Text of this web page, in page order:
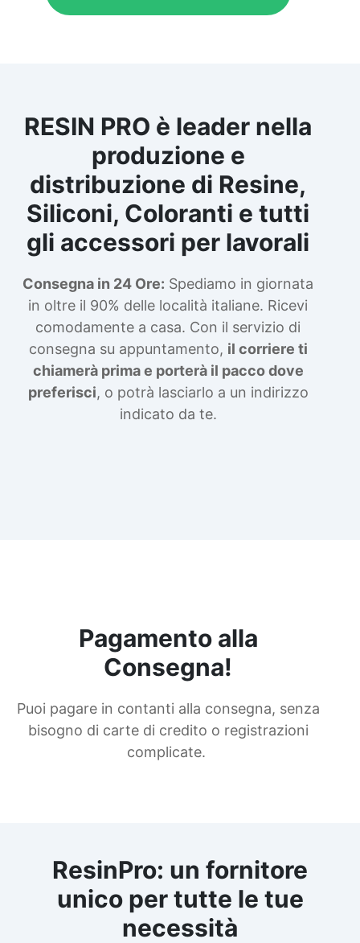
RESIN PRO è leader nella
produzione e
distribuzione di Resine,
Siliconi, Coloranti e tutti
gli accessori per lavorali
Consegna in 24 Ore: Spediamo in giornata
in oltre il 90% delle località italiane. Ricevi
comodamente a casa. Con il servizio di
consegna su appuntamento, il corriere ti
chiamerà prima e porterà il pacco dove
preferisci, o potrà lasciarlo a un indirizzo
indicato da te.
Pagamento alla
Consegna!
Puoi pagare in contanti alla consegna, senza
bisogno di carte di credito o registrazioni
complicate.
ResinPro: un fornitore
unico per tutte le tue
necessità